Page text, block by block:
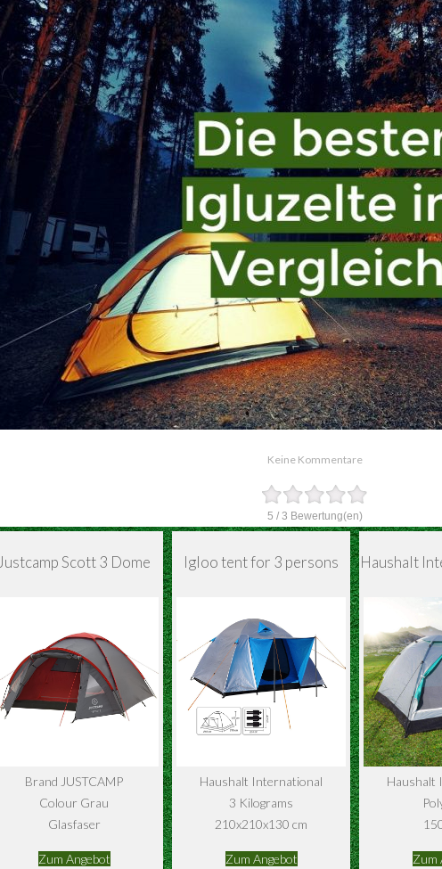
Keine Kommentare
5 / 3 Bewertung(en)
Justcamp Scott 3 Dome
Brand JUSTCAMP
Colour Grau
Glasfaser
Zum Angebot
Igloo tent for 3 persons
Haushalt International
3 Kilograms
210x210x130 cm
Zum Angebot
Haushalt
Haushalt
Zum